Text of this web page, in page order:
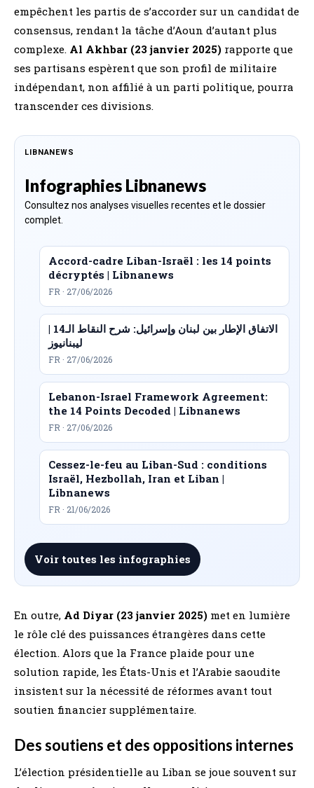
empêchent les partis de s’accorder sur un candidat de
consensus, rendant la tâche d’Aoun d’autant plus
complexe. Al Akhbar (23 janvier 2025) rapporte que
ses partisans espèrent que son profil de militaire
indépendant, non affilié à un parti politique, pourra
transcender ces divisions.
LIBNANEWS
Infographies Libnanews
Consultez nos analyses visuelles recentes et le dossier
complet.
Accord-cadre Liban-Israël : les 14 points
décryptés | Libnanews
FR · 27/06/2026
الاتفاق الإطار بين لبنان وإسرائيل: شرح النقاط الـ14 |
ليبنانيوز
FR · 27/06/2026
Lebanon-Israel Framework Agreement:
the 14 Points Decoded | Libnanews
FR · 27/06/2026
Cessez-le-feu au Liban-Sud : conditions
Israël, Hezbollah, Iran et Liban |
Libnanews
FR · 21/06/2026
Voir toutes les infographies
En outre, Ad Diyar (23 janvier 2025) met en lumière
le rôle clé des puissances étrangères dans cette
élection. Alors que la France plaide pour une
solution rapide, les États-Unis et l’Arabie saoudite
insistent sur la nécessité de réformes avant tout
soutien financier supplémentaire.
Des soutiens et des oppositions internes
L’élection présidentielle au Liban se joue souvent sur